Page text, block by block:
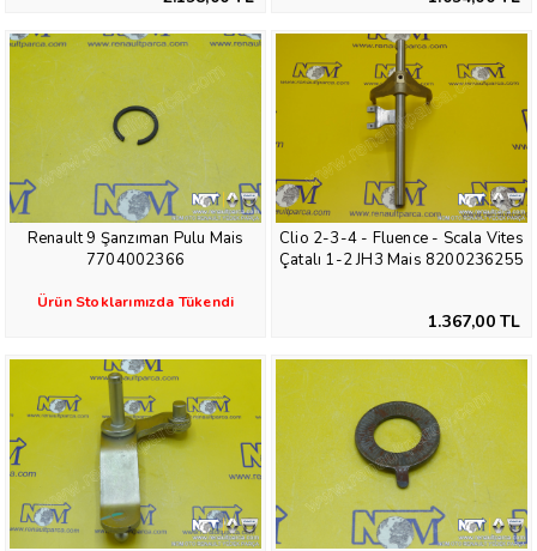
Renault 9 Şanzıman Pulu Mais
7704002366
Ürün Stoklarımızda Tükendi
Clio 2-3-4 - Fluence - Scala Vites
Çatalı 1-2 JH3 Mais 8200236255
1.367,00 TL